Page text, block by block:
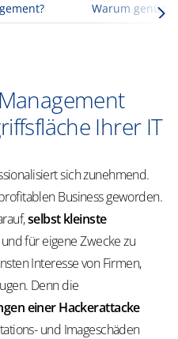
Warum genügt
Ihrer IT
sich zunehmend.
Business geworden.
selbst kleinste
und für eigene Zwecke zu
Interesse von Firmen,
Denn die
einer Hackerattacke
und Imageschäden